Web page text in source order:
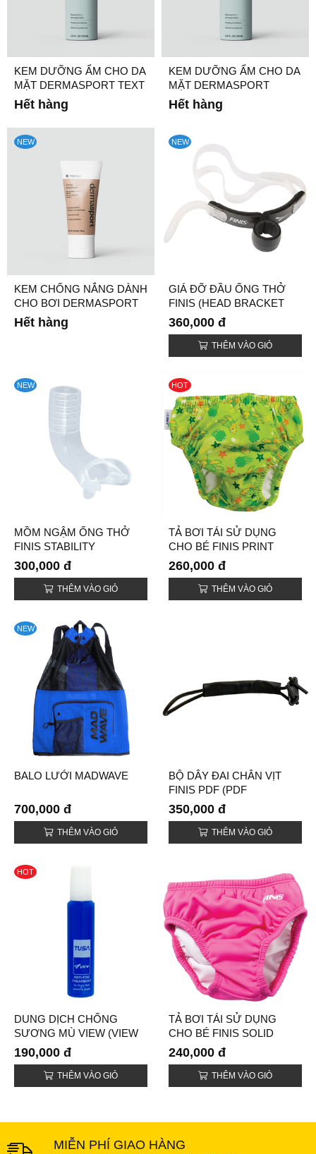
KEM DƯỠNG ẨM CHO DA
MẶT DERMASPORT TEXT
Hết hàng
KEM DƯỠNG ẨM CHO DA
MẶT DERMASPORT
Hết hàng
NEW
KEM CHỐNG NẮNG DÀNH
CHO BƠI DERMASPORT
Hết hàng
NEW
GIÁ ĐỠ ĐẦU ỐNG THỞ
FINIS (HEAD BRACKET
REPLACEMENT)
360,000 đ
THÊM VÀO GIỎ
NEW
MỒM NGẬM ỐNG THỞ
FINIS STABILITY
300,000 đ
THÊM VÀO GIỎ
HOT
TẢ BƠI TÁI SỬ DỤNG
CHO BÉ FINIS PRINT
(REUSABLE SWIM
DIAPERS)
260,000 đ
THÊM VÀO GIỎ
NEW
BALO LƯỚI MADWAVE
700,000 đ
THÊM VÀO GIỎ
BỘ DÂY ĐAI CHÂN VỊT
FINIS PDF (PDF
REPLACEMENT STRAP
SET)
350,000 đ
THÊM VÀO GIỎ
HOT
DUNG DỊCH CHỐNG
SƯƠNG MÙ VIEW (VIEW
SUPER ANTI-FOG
TREATMENT)
190,000 đ
THÊM VÀO GIỎ
TẢ BƠI TÁI SỬ DỤNG
CHO BÉ FINIS SOLID
(REUSABLE SWIM
DIAPERS)
240,000 đ
THÊM VÀO GIỎ
MIỄN PHÍ GIAO HÀNG